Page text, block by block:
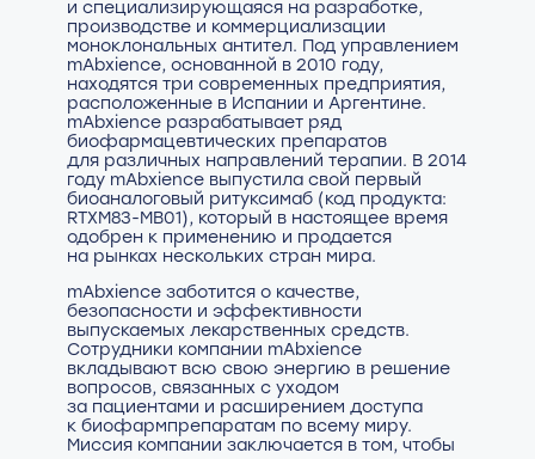
и специализирующаяся на разработке,
производстве и коммерциализации
моноклональных антител. Под управлением
mAbxience, основанной в 2010 году,
находятся три современных предприятия,
расположенные в Испании и Аргентине.
mAbxience разрабатывает ряд
биофармацевтических препаратов
для различных направлений терапии. В 2014
году mAbxience выпустила свой первый
биоаналоговый ритуксимаб (код продукта:
RTXM83-MB01), который в настоящее время
одобрен к применению и продается
на рынках нескольких стран мира.
mAbxience заботится о качестве,
безопасности и эффективности
выпускаемых лекарственных средств.
Сотрудники компании mAbxience
вкладывают всю свою энергию в решение
вопросов, связанных с уходом
за пациентами и расширением доступа
к биофармпрепаратам по всему миру.
Миссия компании заключается в том, чтобы